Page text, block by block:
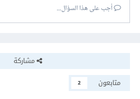
أجب على هذا السؤال...
مشاركة
متابعون
2